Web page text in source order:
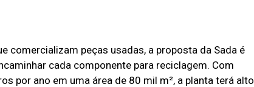
comercializam peças usadas, a proposta da Sada é
cada componente para reciclagem. Com
por ano em uma área de 80 mil m², a planta terá alto